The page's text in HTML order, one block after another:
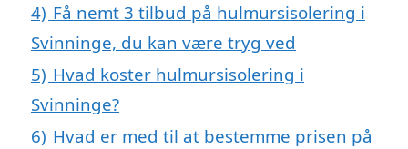
4) Få nemt 3 tilbud på hulmursisolering i
Svinninge, du kan være tryg ved
5) Hvad koster hulmursisolering i
Svinninge?
6) Hvad er med til at bestemme prisen på